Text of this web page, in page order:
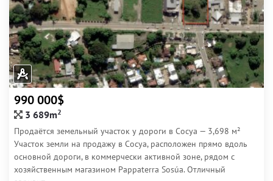
990 000$
3 689m2
Продаётся земельный участок у дороги в Сосуа — 3,698 м²
Участок земли на продажу в Сосуа, расположен прямо вдоль
основной дороги, в коммерчески активной зоне, рядом с
хозяйственным магазином Pappaterra Sosúa. Отличный